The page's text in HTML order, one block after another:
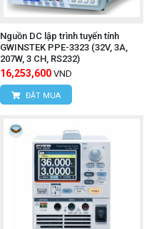
Nguồn DC lập trình tuyến tính
GWINSTEK PPE-3323 (32V, 3A,
207W, 3 CH, RS232)
16,253,600 VND
ĐẶT MUA